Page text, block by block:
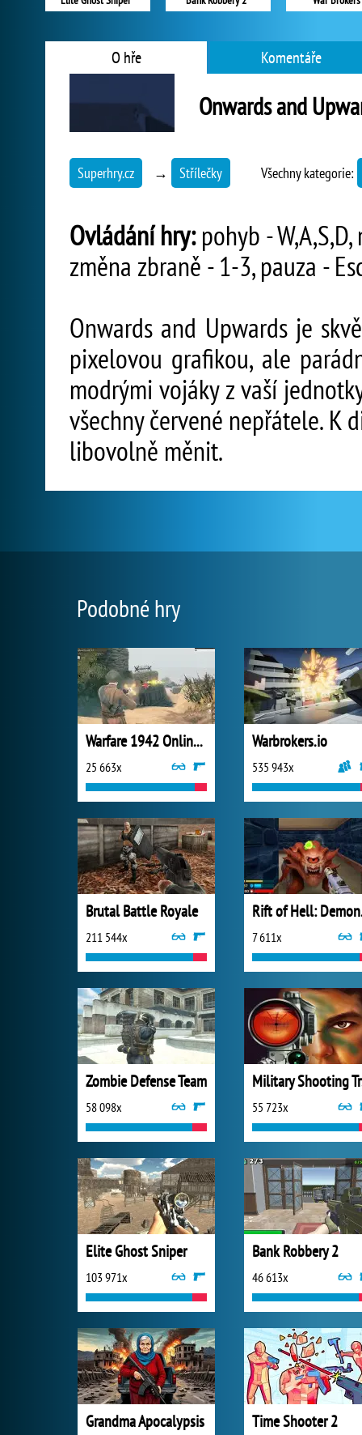
O hře Komentáře
Onwards and
Superhry.cz → Střílečky Všechny kategorie:
Ovládání hry:pohyb -
změna zbraně - 1-3, pauza -
Onwards and Upwards je
pixelovou grafikou, ale
modrými vojáky z vaší
všechny červené nepřátele. K
libovolně měnit.
Podobné hry
Warfare 1942 Online Shooter
25 663x
Warbrokers.io
535 943x
Brutal Battle Royale
211 544x 7 611x
Zombie Defense Team
58 098x 55 723x
Elite Ghost Sniper
103 971x
Bank Robbery 2
46 613x
Grandma Apocalypsis Time Shooter 2